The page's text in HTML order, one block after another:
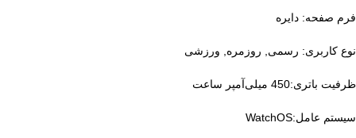
فرم صفحه: دایره
نوع کاربری: رسمی, روزمره, ورزشی
ظرفیت باتری:450 میلی‌آمپر ساعت
سیستم عامل:WatchOS